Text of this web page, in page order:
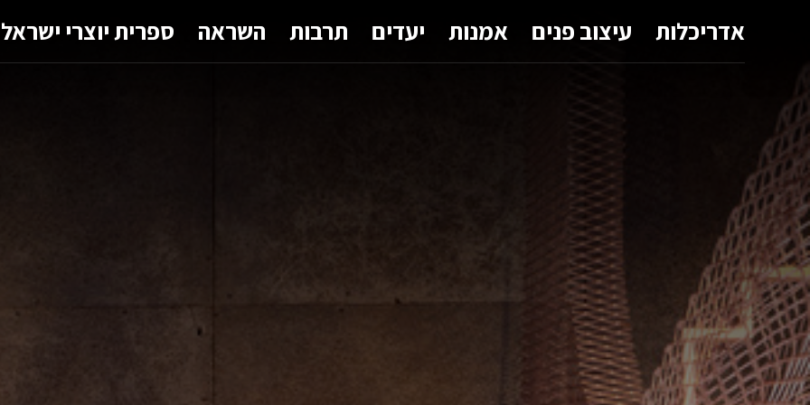
אדריכלות עיצוב פנים אמנות יעדים תרבות השראה ספרית יוצרי ישראל